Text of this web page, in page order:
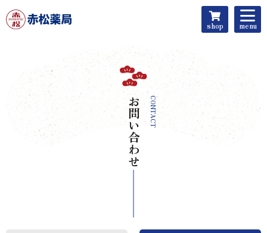
shop menu
CONTACT
お問い合わせ